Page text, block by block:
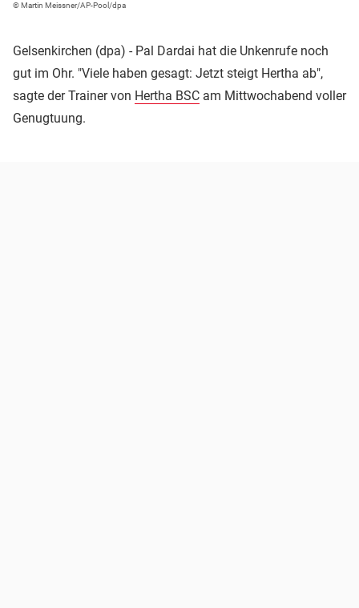
© Martin Meissner/AP-Pool/dpa
Gelsenkirchen (dpa) - Pal Dardai hat die Unkenrufe noch
gut im Ohr. "Viele haben gesagt: Jetzt steigt Hertha ab",
sagte der Trainer von Hertha BSC am Mittwochabend voller
Genugtuung.